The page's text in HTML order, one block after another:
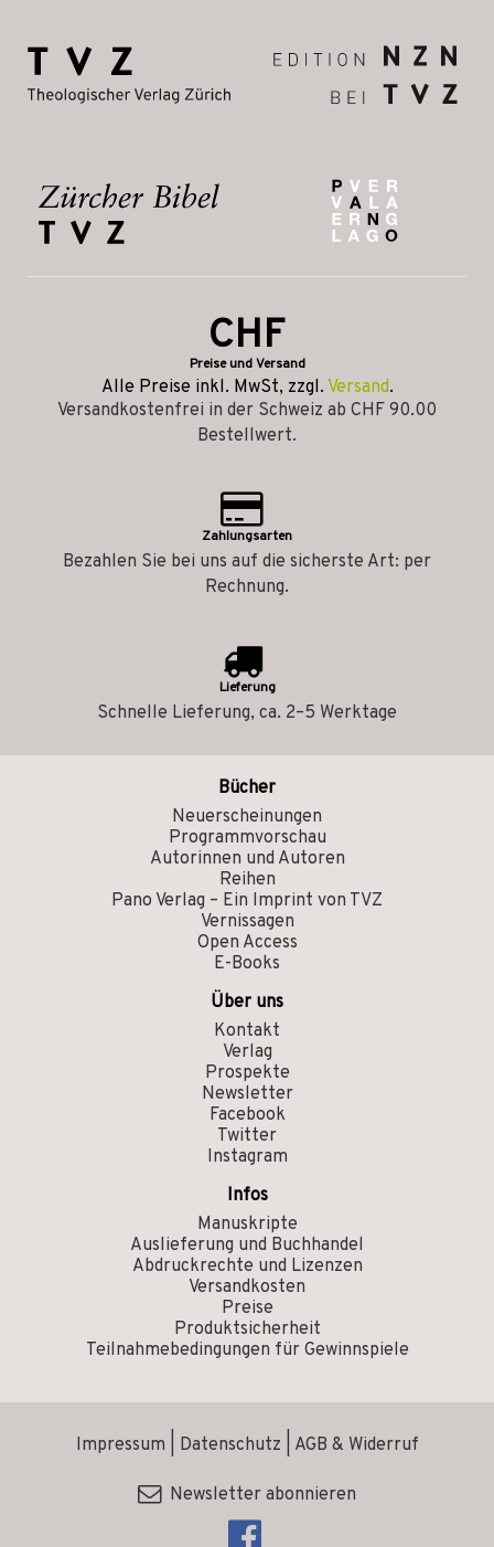
CHF
Preise und Versand
Alle Preise inkl. MwSt, zzgl. Versand.
Versandkostenfrei in der Schweiz ab CHF 90.00
Bestellwert.
Zahlungsarten
Bezahlen Sie bei uns auf die sicherste Art: per
Rechnung.
Lieferung
Schnelle Lieferung, ca. 2–5 Werktage
Bücher
Neuerscheinungen
Programmvorschau
Autorinnen und Autoren
Reihen
Pano Verlag – Ein Imprint von TVZ
Vernissagen
Open Access
E-Books
Über uns
Kontakt
Verlag
Prospekte
Newsletter
Facebook
Twitter
Instagram
Infos
Manuskripte
Auslieferung und Buchhandel
Abdruckrechte und Lizenzen
Versandkosten
Preise
Produktsicherheit
Teilnahmebedingungen für Gewinnspiele
Impressum Datenschutz AGB & Widerruf
Newsletter abonnieren